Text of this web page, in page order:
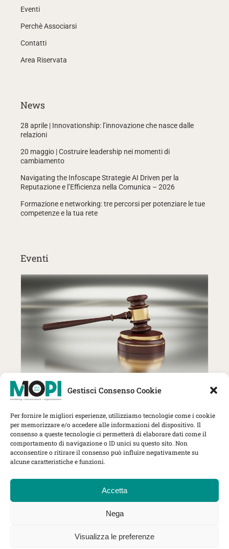
Gestisci Consenso Cookie
Per fornire le migliori esperienze, utilizziamo tecnologie come i cookie
per memorizzare e/o accedere alle informazioni del dispositivo. Il
consenso a queste tecnologie ci permetterà di elaborare dati come il
comportamento di navigazione o ID unici su questo sito. Non
acconsentire o ritirare il consenso può influire negativamente su
alcune caratteristiche e funzioni.
Accetta
Nega
Visualizza le preferenze
Eventi
Perchè Associarsi
Contatti
Area Riservata
News
28 aprile | Innovationship: l’innovazione che nasce dalle
relazioni
20 maggio | Costruire leadership nei momenti di
cambiamento
Navigating the Infoscape Strategie AI Driven per la
Reputazione e l’Efficienza nella Comunica – 2026
Formazione e networking: tre percorsi per potenziare le tue
competenze e la tua rete
Eventi
27 Ottobre | MOPI incontra The
Lawyer: trend, strategie e nuove
sfide per gli studi professionali
Herbert Smith Freehills Kramer, Via
Rovello 1, Milano
MOPI Incontra
sede legale in Corso di Porta Nuova, 16 20121